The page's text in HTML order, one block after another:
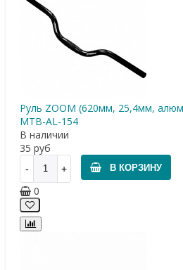
Руль ZOOM (620мм, 25,4мм,
МТВ-AL-154
В наличии
35 руб
В КОРЗИНУ
0